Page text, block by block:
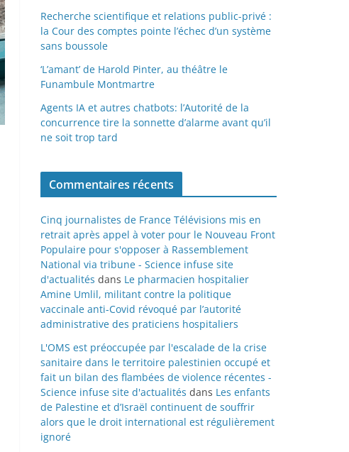
Recherche scientifique et relations public-privé :
la Cour des comptes pointe l’échec d’un système
sans boussole
‘L’amant’ de Harold Pinter, au théâtre le
Funambule Montmartre
Agents IA et autres chatbots: l’Autorité de la
concurrence tire la sonnette d’alarme avant qu’il
ne soit trop tard
Commentaires récents
Cinq journalistes de France Télévisions mis en
retrait après appel à voter pour le Nouveau Front
Populaire pour s'opposer à Rassemblement
National via tribune - Science infuse site
d'actualités dans Le pharmacien hospitalier
Amine Umlil, militant contre la politique
vaccinale anti-Covid révoqué par l’autorité
administrative des praticiens hospitaliers
L'OMS est préoccupée par l'escalade de la crise
sanitaire dans le territoire palestinien occupé et
fait un bilan des flambées de violence récentes -
Science infuse site d'actualités dans Les enfants
de Palestine et d’Israël continuent de souffrir
alors que le droit international est régulièrement
ignoré